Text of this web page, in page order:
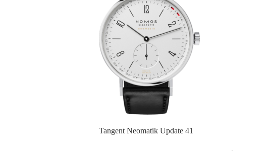
Tangent Neomatik Update 41